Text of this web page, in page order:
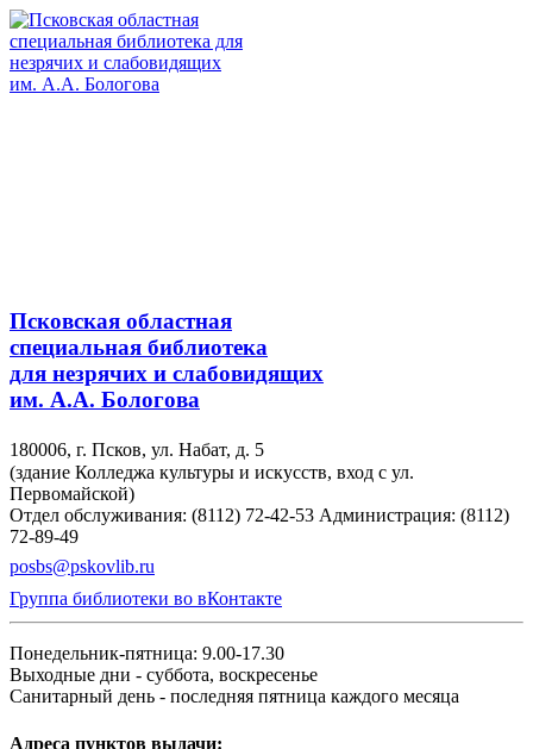
Псковская областная
специальная библиотека
для незрячих и слабовидящих
им. А.А. Бологова
180006, г. Псков, ул. Набат, д. 5
(здание Колледжа культуры и искусств, вход с ул.
Первомайской)
Отдел обслуживания: (8112) 72-42-53 Администрация: (8112)
72-89-49
posbs@pskovlib.ru
Группа библиотеки во вКонтакте
Понедельник-пятница: 9.00-17.30
Выходные дни - суббота, воскресенье
Санитарный день - последняя пятница каждого месяца
Адреса пунктов выдачи: